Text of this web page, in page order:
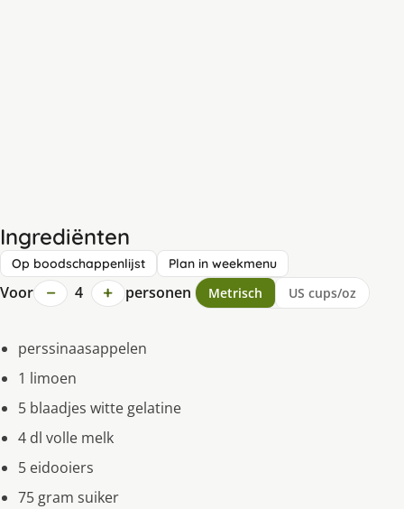
Ingrediënten
Op boodschappenlijst Plan in weekmenu
Voor − 4 + personen Metrisch US cups/oz
perssinaasappelen
1 limoen
5 blaadjes witte gelatine
4 dl volle melk
5 eidooiers
75 gram suiker